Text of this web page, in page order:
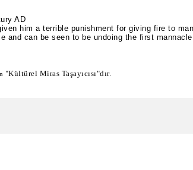
AD
him a terrible punishment for giving fire to
and can be seen to be undoing the first
"Kültürel Miras Taşayıcısı"dır.